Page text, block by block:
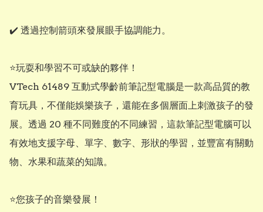
✔️ 透過控制箭頭來發展眼手協調能力。
⭐玩耍和學習不可或缺的夥伴！
VTech 61489 互動式學齡前筆記型電腦是一款高品質的教
育玩具，不僅能娛樂孩子，還能在多個層面上刺激孩子的發
展。透過 20 種不同難度的不同練習，這款筆記型電腦可以
有效地支援字母、單字、數字、形狀的學習，並豐富有關動
物、水果和蔬菜的知識。
⭐您孩子的音樂發展！